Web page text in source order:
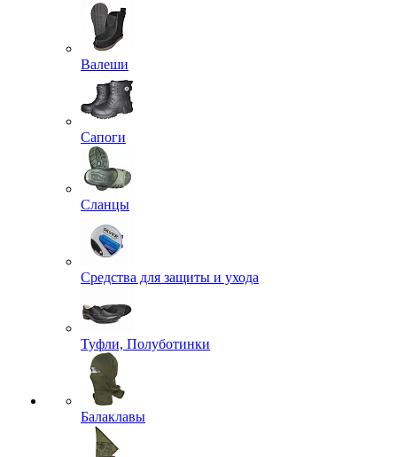
Валеши
Сапоги
Сланцы
Средства для защиты и ухода
Туфли, Полуботинки
Балаклавы